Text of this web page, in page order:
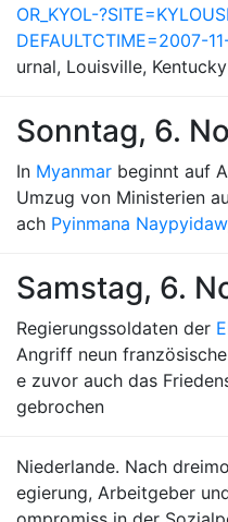
OR_KYOL-
DEFAULTCTIME=2007-
urnal, Louisville, Kentucky
Sonntag, 6.
In Myanmar beginnt auf
Umzug von Ministerien
ach Pyinmana Naypyidaw
Samstag, 6.
Regierungssoldaten der
Angriff neun
e zuvor auch das
gebrochen
Niederlande. Nach
egierung, Arbeitgeber